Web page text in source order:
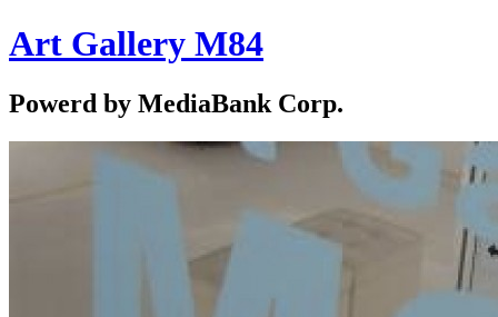
Art Gallery M84
Powerd by MediaBank Corp.